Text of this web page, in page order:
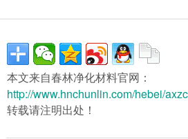
本文来自春林净化材料官网：
http://www.hnchunlin.com/hebei/
转载请注明出处！